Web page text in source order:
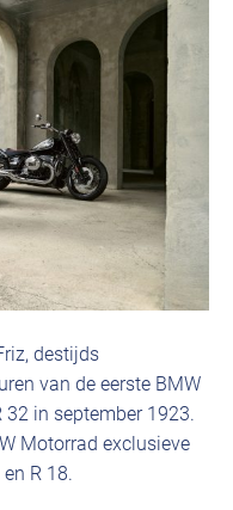
destijds
van de eerste BMW
in september 1923.
Motorrad exclusieve
R 18.